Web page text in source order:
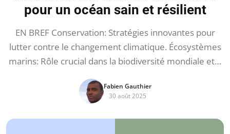
pour un océan sain et résilient
EN BREF Conservation: Stratégies innovantes pour
lutter contre le changement climatique. Écosystèmes
marins: Rôle crucial dans la biodiversité mondiale et…
Fabien Gauthier
30 août 2025